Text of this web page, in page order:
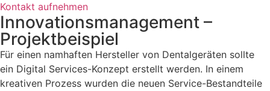
Kontakt aufnehmen
Innovationsmanagement –
Projektbeispiel
Für einen namhaften Hersteller von Dentalgeräten sollte
ein Digital Services-Konzept erstellt werden. In einem
kreativen Prozess wurden die neuen Service-Bestandteile